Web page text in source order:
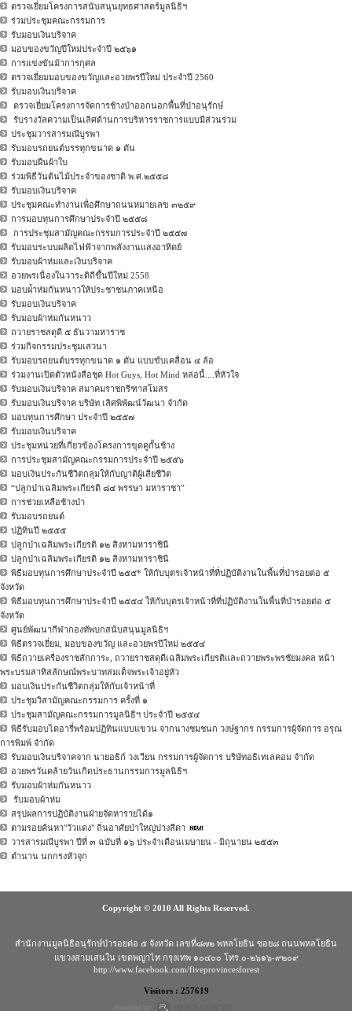
ตรวจเยี่ยมโครงการสนับสนุนยุทธศาสตร์มูลนิธิฯ
ร่วมประชุมคณะกรรมการ
รับมอบเงินบริจาค
มอบของขวัญปีใหม่ประจำปี ๒๕๖๑
การแข่งขันม้าการกุศล
ตรวจเยี่ยมมอบของขวัญและอวยพรปีใหม่ ประจำปี 2560
รับมอบเงินบริจาค
ตรวจเยี่ยมโครงการจัดการช้างป่าออกนอกพื้นที่ป่าอนุรักษ์
รับรางวัลความเป็นเลิศด้านการบริหารราชการแบบมีส่วนร่วม
ประชุมวารสารมณีบูรพา
รับมอบรถยนต์บรรทุกขนาด ๑ ตัน
รับมอบผืนผ้าใบ
ร่วมพิธีวันต้นไม้ประจำของชาติ พ.ศ.๒๕๕๘
รับมอบเงินบริจาค
ประชุมคณะทำงานเพื่อศึกษาถนนหมายเลข ๓๒๕๙
การมอบทุนการศึกษาประจำปี ๒๕๕๘
การประชุมสามัญคณะกรรมการประจำปี ๒๕๕๗
รับมอบระบบผลิตไฟฟ้าจากพลังงานแสงอาทิตย์
รับมอบผ้าห่มและเงินบริจาค
อวยพรเนื่องในวาระดิถีขึ้นปีใหม่ 2558
มอบผ่้าห่มกันหนาวให้ประชาชนภาคเหนือ
รับมอบเงินบริจาค
รับมอบผ้าห่มกันหนาว
ถวายราชสดุดี ๕ ธันวามหาราช
ร่วมกิจกรรมประชุมเสวนา
รับมอบรถยนต์บรรทุกขนาด ๑ ตัน แบบขับเคลื่อน ๔ ล้อ
ร่วมงานเปิดตัวหนังสือชุด Hot Guys, Hot Mind หล่อนี้....ที่หัวใจ
รับมอบเงินบริจาค สมาคมราชกรีฑาสโมสร
รับมอบเงินบริจาค บริษัท เลิศพิพัฒน์วัฒนา จำกัด
มอบทุนการศึกษา ประจำปี ๒๕๕๗
รับมอบเงินบริจาค
ประชุมหน่วยที่เกี่ยวข้องโครงการขุดคูกั้นช้าง
การประชุมสามัญคณะกรรมการประจำปี ๒๕๕๖
มอบเงินประกันชีวิตกลุ่มให้กับญาติผู้เสียชีวิต
“ปลูกป่าเฉลิมพระเกียรติ ๘๔ พรรษา มหาราชา”
การช่วยเหลือช้างป่า
รับมอบรถยนต์
ปฏิทินปี ๒๕๕๕
ปลูกป่าเฉลิมพระเกียรติ ๑๒ สิงหามหาราชินี
ปลูกป่าเฉลิมพระเกียรติ ๑๒ สิงหามหาราชินี
พิธีมอบทุนการศึกษาประจำปี ๒๕๕* ให้กับบุตรเจ้าหน้าที่ที่ปฏิบัติงานในพื้นที่ป่ารอยต่อ ๕
จังหวัด
พิธีมอบทุนการศึกษาประจำปี ๒๕๕๔ ให้กับบุตรเจ้าหน้าที่ที่ปฏิบัติงานในพื้นที่ป่ารอยต่อ ๕
จังหวัด
ศูนย์พัฒนากีฬากองทัพบกสนับสนุนมูลนิธิฯ
พิธีตรวจเยี่ยม, มอบของขวัญ และอวยพรปีใหม่ ๒๕๕๔
พิธีถวายเครื่องราชสักการะ, ถวายราชสดุดีเฉลิมพระเกียรติและถวายพระพรชัยมงคล หน้า
พระบรมสาทิสลักษณ์พระบาทสมเด็จพระเจ้าอยู่หัว
มอบเงินประกันชีวิตกลุ่มให้กับเจ้าหน้าที่
ประชุมวิสามัญคณะกรรมการ ครั้งที่ ๑
ประชุมสามัญคณะกรรมการมูลนิธิฯ ประจำปี ๒๕๕๔
พิธีรับมอบไดอารี่พร้อมปฏิทินแบบแขวน จากนางชมชนก วงษ์ฐากร กรรมการผู้จัดการ อรุณ
การพิมพ์ จำกัด
รับมอบเงินบริจาคจาก นายอธิก์ วงเวียน กรรมการผู้จัดการ บริษัทอธิเทเลคอม จำกัด
อวยพรวันคล้ายวันเกิดประธานกรรมการมูลนิธิฯ
รับมอบผ้าห่มกันหนาว
รับมอบผ้าห่ม
สรุปผลการปฏิบัติงานฝ่ายจัดหารายได้๑
ตามรอยค้นหา"วัวแดง" ถิ่นอาศัยป่าใหญ่ปางสีดา
วารสารมณีบูรพา ปีที่ ๓ ฉบับที่ ๑๖ ประจำเดือนเมษายน - มิถุนายน ๒๕๕๓
ตำนาน นกกรงหัวจุก
Copyright © 2010 All Rights Reserved.
สำนักงานมูลนิธิอนุรักษ์ป่ารอยต่อ ๕ จังหวัด เลขที่๘๗๒ พหลโยธิน ซอย๘ ถนนพหลโยธิน
แขวงสามเสนใน เขตพญาไท กรุงเทพ ๑๐๔๐๐ โทร.๐-๒๖๑๖-๙๒๐๙
http://www.facebook.com/fiveprovincesforest
Visitors : 257619